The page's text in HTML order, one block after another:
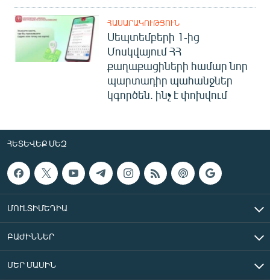
ՀԱՍԱՐԱԿՈՒԹՅՈՒՆ
Սեպտեմբերի 1-ից
Մոսկվայում ՀՀ
քաղաքացիների համար նոր
պարտադիր պահանջներ
կգործեն. ինչ է փոխվում
ՀԵՏԵՎԵՔ ՄԵԶ
ՄՈՒԼՏԻՄԵԴԻԱ
ԲԱԺԻՆՆԵՐ
ՄԵՐ ՄԱՍԻՆ